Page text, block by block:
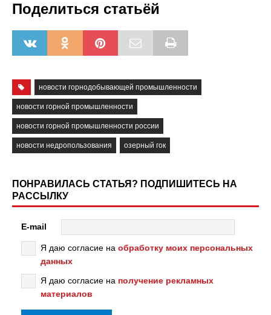
Поделиться статьёй
новости горнодобывающей промышленности
новости горной промышленности
новости горной промышленности россии
новости недропользования озерный гок
ПОНРАВИЛАСЬ СТАТЬЯ? ПОДПИШИТЕСЬ НА
РАССЫЛКУ
E-mail
Я даю согласие на обработку моих персональных
данных
Я даю согласие на получение рекламных
материалов